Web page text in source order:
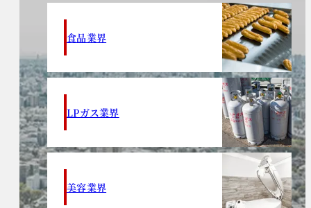
食品業界
LPガス業界
美容業界